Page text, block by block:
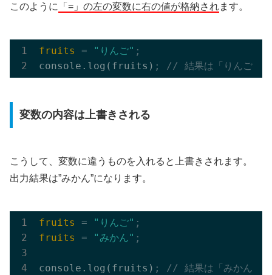
このように
「=」の左の変数に右の値が格納されます。
fruits = "りんご" ;
console.log(fruits) ; // 結果は「りんご」
変数の内容は上書きされる
こうして、変数に違うものを入れると上書きされます。
出力結果は”みかん”になります。
fruits = "りんご" ;
fruits
= "みかん" ;
console.log(fruits) ; // 結果は「みかん」